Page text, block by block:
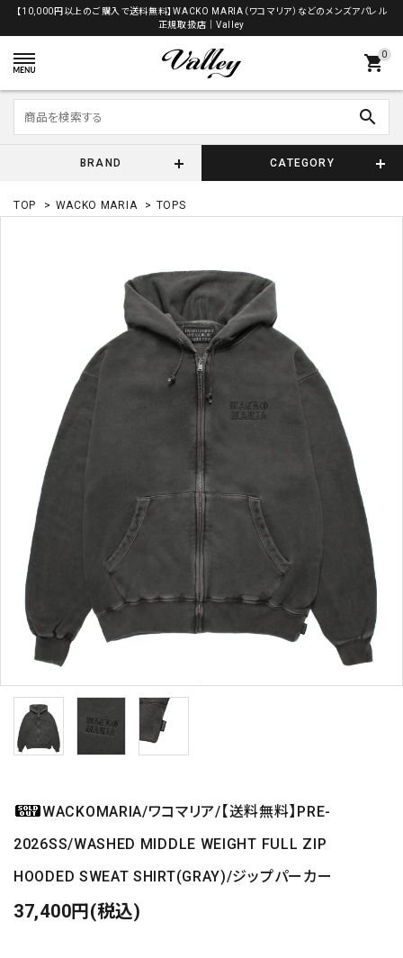
【10,000円以上のご購入で送料無料】WACKO MARIA（ワコマリア）などのメンズアパレル
正規取扱店│Valley
0
shopping_cart
search
BRAND CATEGORY
TOP > WACKO MARIA > TOPS
WACKOMARIA/ワコマリア/【送料無料】PRE-
2026SS/WASHED MIDDLE WEIGHT FULL ZIP
HOODED SWEAT SHIRT(GRAY)/ジップパーカー
37,400円(税込)